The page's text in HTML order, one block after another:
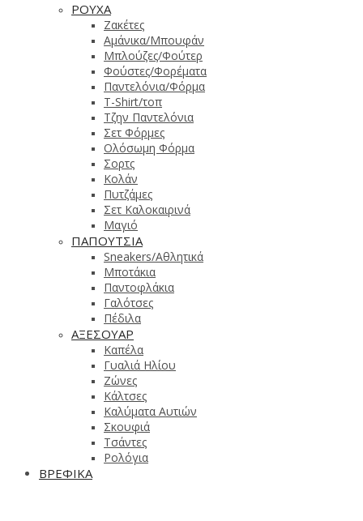
ΡΟΥΧΑ
Ζακέτες
Αμάνικα/Μπουφάν
Μπλούζες/Φούτερ
Φούστες/Φορέματα
Παντελόνια/Φόρμα
T-Shirt/τοπ
Τζην Παντελόνια
Σετ Φόρμες
Ολόσωμη Φόρμα
Σορτς
Κολάν
Πυτζάμες
Σετ Καλοκαιρινά
Μαγιό
ΠΑΠΟΥΤΣΙΑ
Sneakers/Αθλητικά
Μποτάκια
Παντοφλάκια
Γαλότσες
Πέδιλα
ΑΞΕΣΟΥΑΡ
Καπέλα
Γυαλιά Ηλίου
Ζώνες
Κάλτσες
Καλύματα Αυτιών
Σκουφιά
Τσάντες
Ρολόγια
ΒΡΕΦΙΚΑ